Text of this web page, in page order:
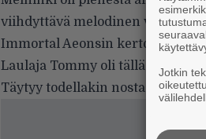
viihdyttävä melodinen
Immortal Aeonsin kertosäe
Laulaja Tommy oli tällä keikalla
Täytyy todellakin nostaa hattua
Jotkin